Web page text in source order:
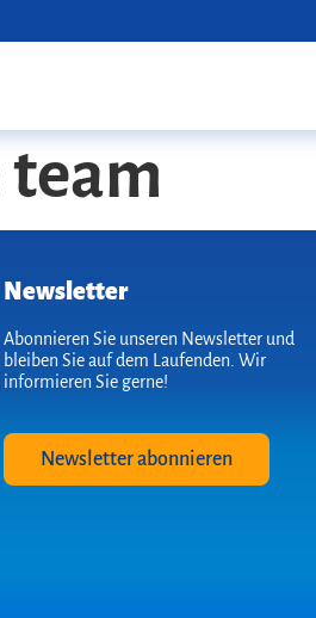
team
Newsletter
Abonnieren Sie unseren Newsletter und
bleiben Sie auf dem Laufenden. Wir
informieren Sie gerne!
Newsletter abonnieren